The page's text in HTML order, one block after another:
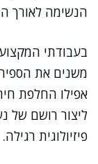
הנשימה לאורך
בעבודתי
משנים את
אפילו החלפת
ליצור רושם של
פיזיולוגית רגילה.